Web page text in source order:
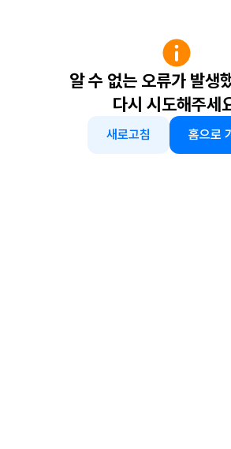
알 수 없는 오류가 발생
다시 시도해주세
새로고침 홈으로